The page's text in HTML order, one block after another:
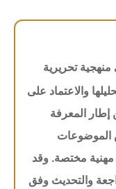
منهجية تحريرية
والاعتماد على
المعرفة
الموضوعات
مختصة. وقد
والتحديث وفق